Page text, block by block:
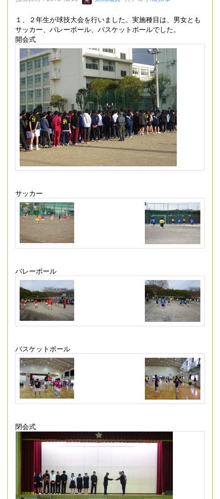
１、２年生が球技大会を行いました。実施種目は、男女とも
サッカー、バレーボール、バスケットボールでした。
開会式
サッカー
バレーボール
バスケットボール
閉会式